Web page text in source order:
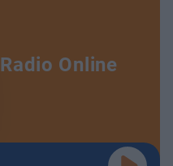
Radio Online